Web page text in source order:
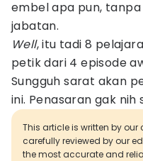
embel apa pun,
jabatan.
Well, itu tadi 8
petik dari 4 episode
Sungguh sarat akan
ini. Penasaran gak
This article is written by
carefully reviewed by our
the most accurate and